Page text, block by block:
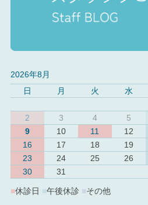
2026年8月
日
月 火 水
2
3 4 5
9
10 11 12
16
17 18 19
23
24 25 26
30
31
■休診日 ■午後休診 その他